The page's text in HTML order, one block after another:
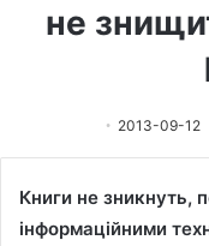
не
2013-09-12
Книги не зникнуть,
інформаційними